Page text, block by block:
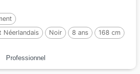
Néerlandais
Noir 8 ans 168 cm
Professionnel